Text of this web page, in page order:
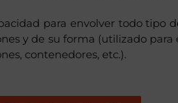
para envolver todo tipo
y de su forma (utilizado para
contenedores, etc.).